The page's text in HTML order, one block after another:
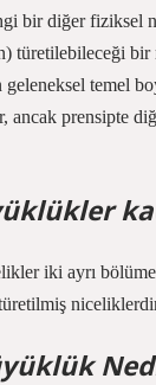
bir diğer
türetilebileceği bir
temel
ancak prensipte
iki ayrı